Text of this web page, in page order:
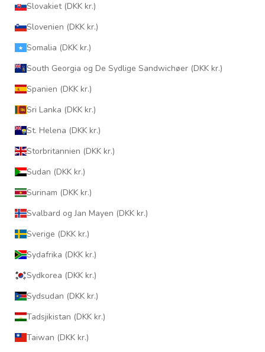
Slovakiet (DKK kr.)
Slovenien (DKK kr.)
Somalia (DKK kr.)
South Georgia og De Sydlige Sandwichøer (DKK kr.)
Spanien (DKK kr.)
Sri Lanka (DKK kr.)
St. Helena (DKK kr.)
Storbritannien (DKK kr.)
Sudan (DKK kr.)
Surinam (DKK kr.)
Svalbard og Jan Mayen (DKK kr.)
Sverige (DKK kr.)
Sydafrika (DKK kr.)
Sydkorea (DKK kr.)
Sydsudan (DKK kr.)
Tadsjikistan (DKK kr.)
Taiwan (DKK kr.)